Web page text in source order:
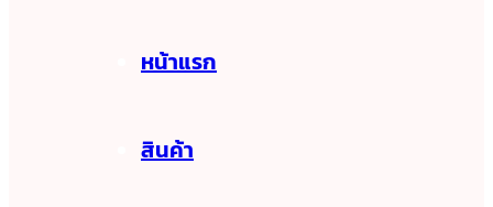
หน้าแรก
สินค้า